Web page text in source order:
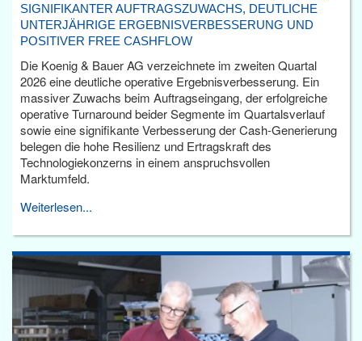
SIGNIFIKANTER AUFTRAGSZUWACHS, DEUTLICHE
UNTERJÄHRIGE ERGEBNISVERBESSERUNG UND
POSITIVER FREE CASHFLOW
Die Koenig & Bauer AG verzeichnete im zweiten Quartal
2026 eine deutliche operative Ergebnisverbesserung. Ein
massiver Zuwachs beim Auftragseingang, der erfolgreiche
operative Turnaround beider Segmente im Quartalsverlauf
sowie eine signifikante Verbesserung der Cash-Generierung
belegen die hohe Resilienz und Ertragskraft des
Technologiekonzerns in einem anspruchsvollen
Marktumfeld.
Weiterlesen...